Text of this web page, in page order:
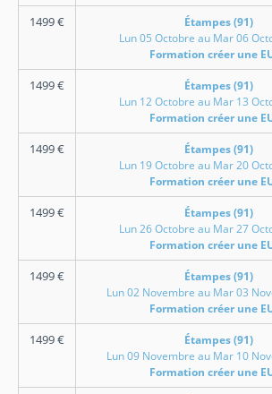
1499€
Étampes (91)
Lun 05 Octobre au Mar 06
Formation créer une
1499€
Étampes (91)
Lun 12 Octobre au Mar 13
Formation créer une
1499€
Étampes (91)
Lun 19 Octobre au Mar 20
Formation créer une
1499€
Étampes (91)
Lun 26 Octobre au Mar 27
Formation créer une
1499€
Étampes (91)
Lun 02 Novembre au Mar 03
Formation créer une
1499€
Étampes (91)
Lun 09 Novembre au Mar 10
Formation créer une